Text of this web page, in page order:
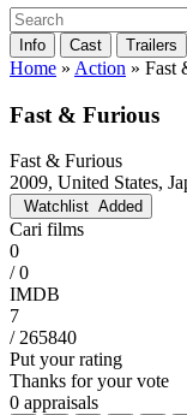
Info Cast Trailers
Home » Action » Fast
Fast & Furious
Fast & Furious
2009, United States,
Watchlist Added
Cari films
0
/ 0
IMDB
7
/ 265840
Put your rating
Thanks for your vote
0 appraisals